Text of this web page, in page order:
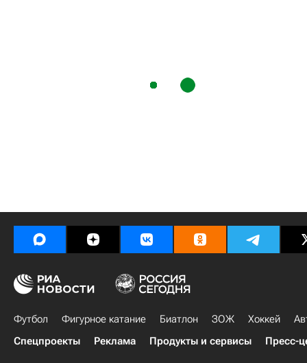
Футбол Фигурное катание Биатлон ЗОЖ Хоккей
Спецпроекты
Реклама Продукты и сервисы Пресс-